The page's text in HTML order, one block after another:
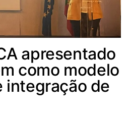
apresentado
como modelo
integração de